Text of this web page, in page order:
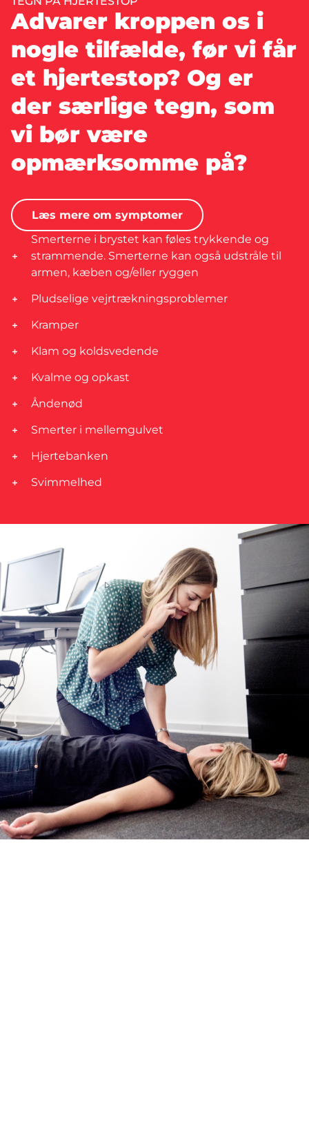
Advarer kroppen os i
nogle tilfælde, før vi får
et hjertestop? Og er
der særlige tegn, som
vi bør være
opmærksomme på?
Læs mere om symptomer
Smerterne i brystet kan føles trykkende og
strammende. Smerterne kan også udstråle til
armen, kæben og/eller ryggen
Pludselige vejrtrækningsproblemer
Kramper
Klam og koldsvedende
Kvalme og opkast
Åndenød
Smerter i mellemgulvet
Hjertebanken
Svimmelhed